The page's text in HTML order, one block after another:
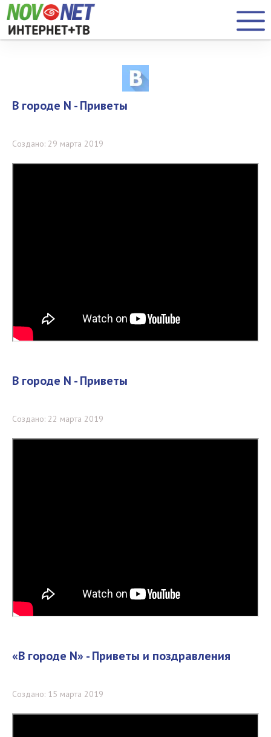
В городе N - Приветы
Создано: 29 марта 2019
В городе N - Приветы
Создано: 22 марта 2019
«В городе N» - Приветы и поздравления
Создано: 15 марта 2019